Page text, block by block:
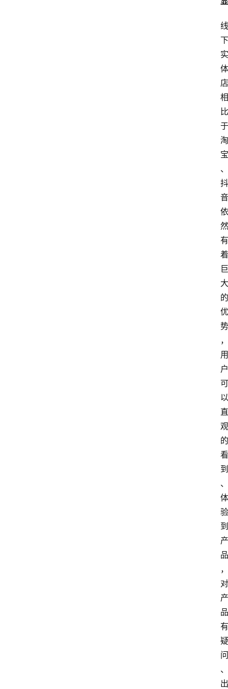
线
下
实
体
店
相
比
于
淘
宝
、
抖
音
依
然
有
着
巨
大
的
优
势
，
用
户
可
以
直
观
的
看
到
、
体
验
到
产
品
，
对
产
品
有
疑
问
、
出